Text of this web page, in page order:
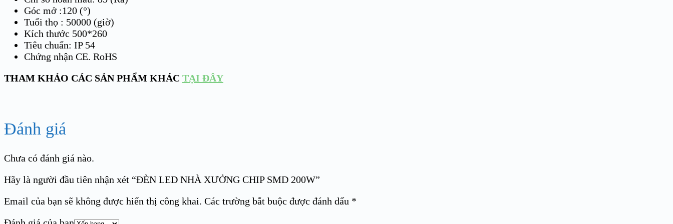
Góc mở :120 (°)
Tuổi thọ : 50000 (giờ)
Kích thước 500*260
Tiêu chuẩn: IP 54
Chứng nhận CE. RoHS
THAM KHẢO CÁC SẢN PHẨM KHÁC TẠI ĐÂY
Đánh giá
Chưa có đánh giá nào.
Hãy là người đầu tiên nhận xét “ĐÈN LED NHÀ XƯỞNG CHIP SMD 200W”
Email của bạn sẽ không được hiển thị công khai. Các trường bắt buộc được đánh dấu *